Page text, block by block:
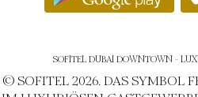
SOFITEL DUBAI DOWNTOWN -
© SOFITEL 2026. DAS SYMBOL